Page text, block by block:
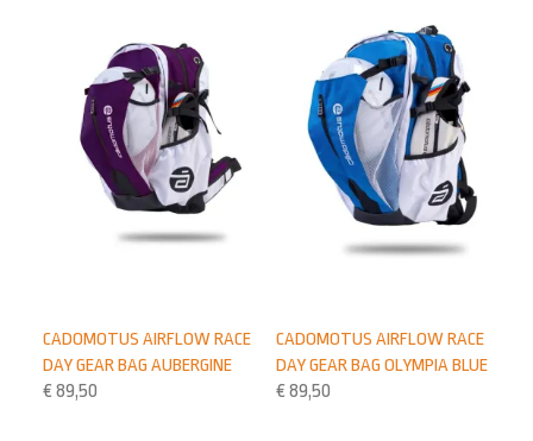
CADOMOTUS AIRFLOW RACE
DAY GEAR BAG OLYMPIA BLUE
€ 89,50
CADOMOTUS AIRFLOW RACE
DAY GEAR BAG AUBERGINE
€ 89,50